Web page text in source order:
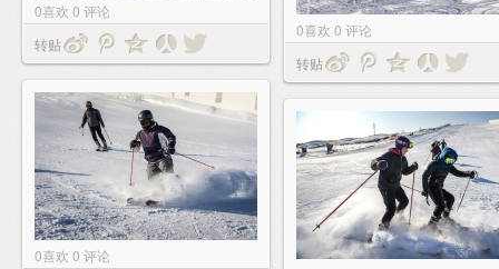
0喜欢 0 评论
转贴
0喜欢 0 评论
转贴
0喜欢 0 评论